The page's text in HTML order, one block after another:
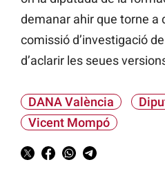
demanar ahir que torne a
comissió d’investigació
d’aclarir les seues
DANA València
Vicent Mompó